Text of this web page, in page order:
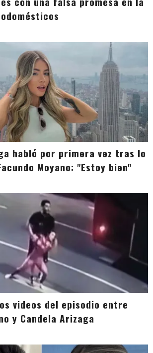
habló por primera vez tras lo
Moyano: "Estoy bien"
videos del episodio entre
y Candela Arizaga